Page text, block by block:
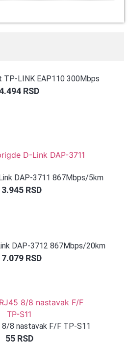
TP-LINK EAP110 300Mbps
RSD
DAP-3711 867Mbps/5km
RSD
DAP-3712 867Mbps/20km
RSD
8 nastavak F/F TP-S11
55 RSD